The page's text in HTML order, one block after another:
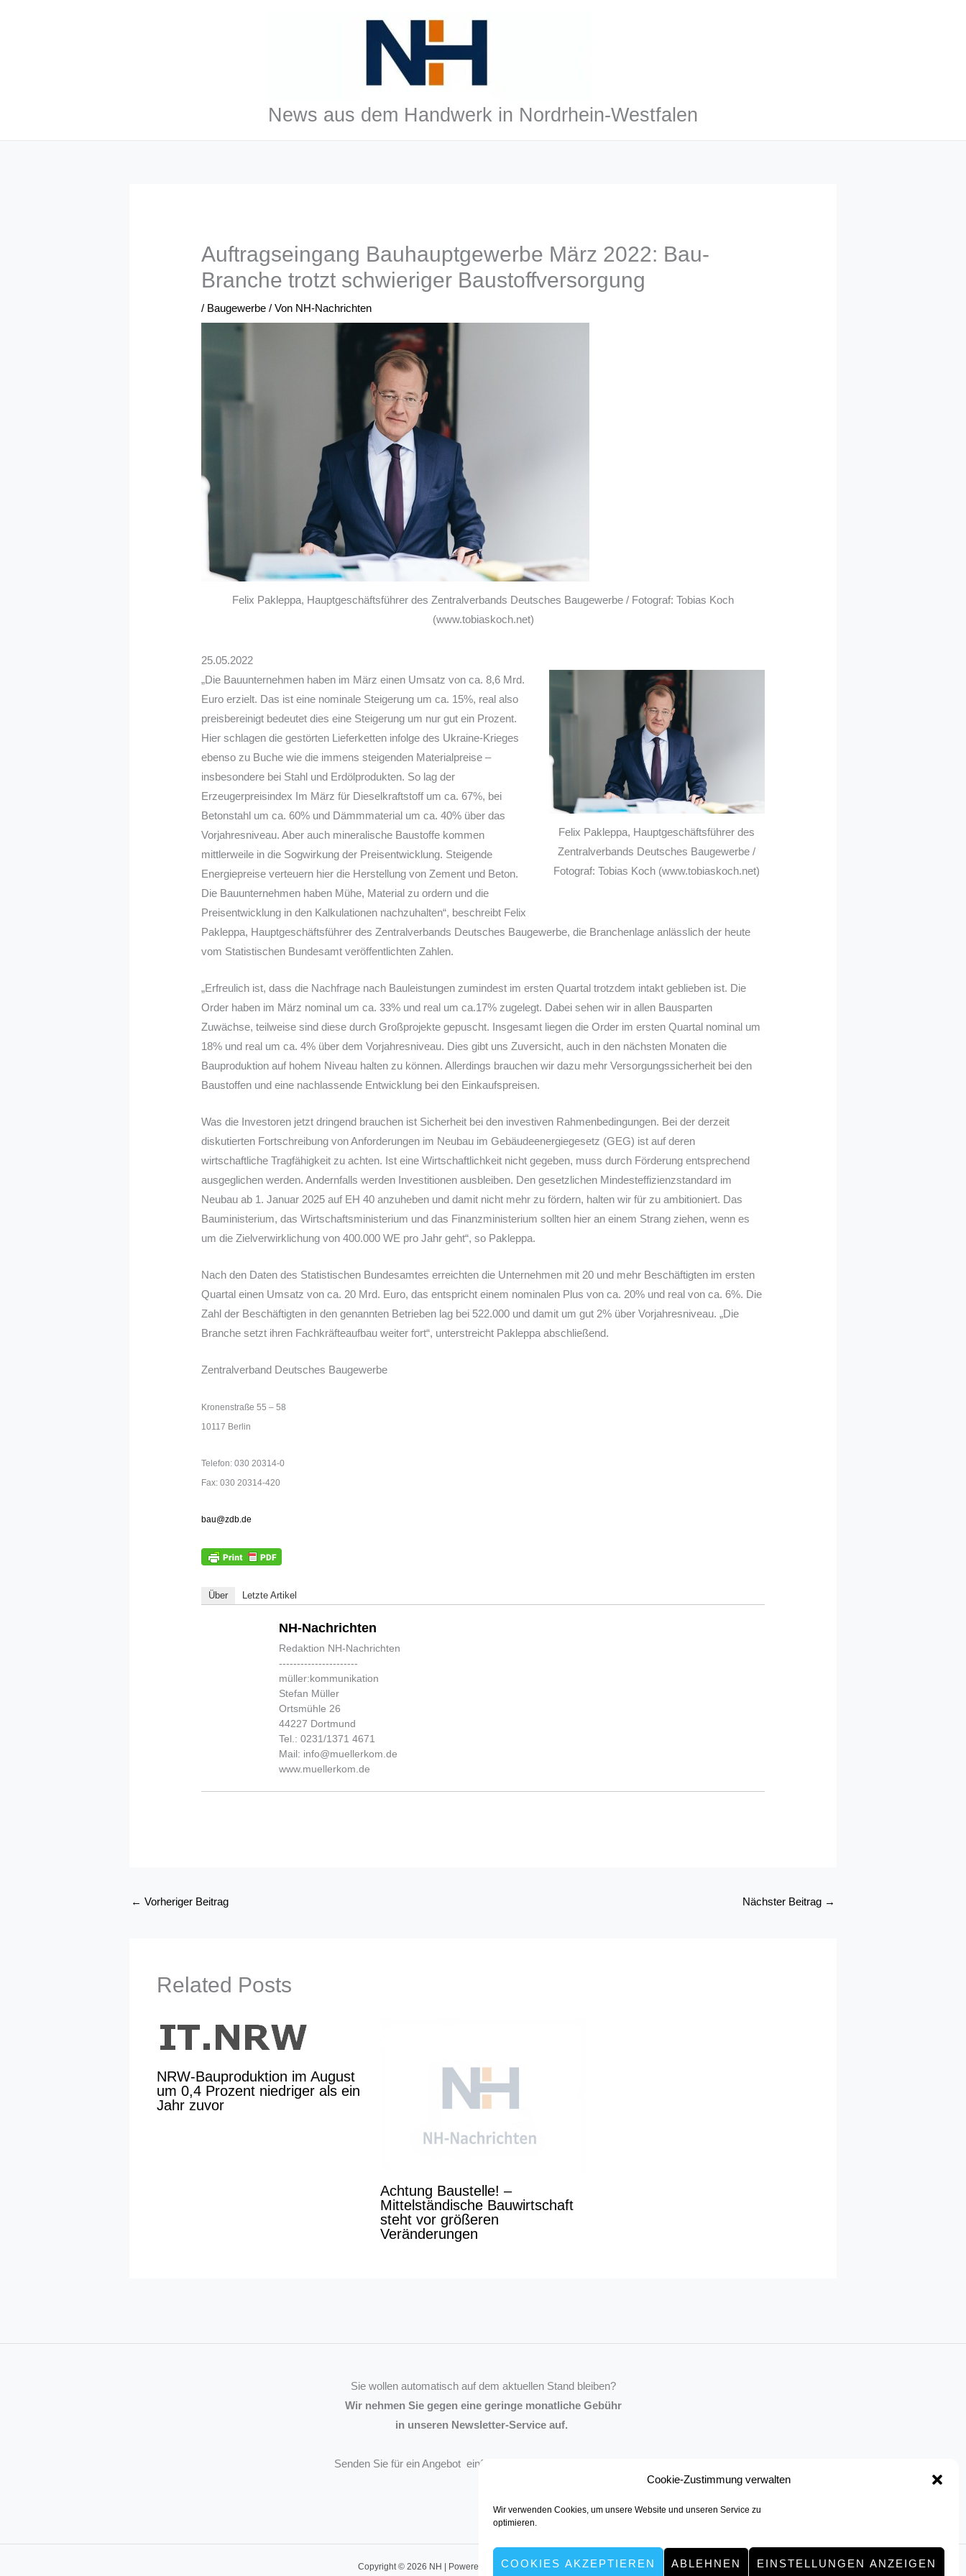
Cookie-Zustimmung verwalten
Wir verwenden Cookies, um unsere Website und unseren Service zu
optimieren.
COOKIES AKZEPTIEREN ABLEHNEN EINSTELLUNGEN ANZEIGEN
News aus dem Handwerk in Nordrhein-Westfalen
Auftragseingang Bauhauptgewerbe März 2022: Bau-
Branche trotzt schwieriger Baustoffversorgung
/ Baugewerbe / Von NH-Nachrichten
Felix Pakleppa, Hauptgeschäftsführer des Zentralverbands Deutsches Baugewerbe / Fotograf: Tobias Koch
(www.tobiaskoch.net)
25.05.2022
Felix Pakleppa, Hauptgeschäftsführer des
Zentralverbands Deutsches Baugewerbe /
Fotograf: Tobias Koch (www.tobiaskoch.net)
„Die Bauunternehmen haben im März einen Umsatz von ca. 8,6 Mrd.
Euro erzielt. Das ist eine nominale Steigerung um ca. 15%, real also
preisbereinigt bedeutet dies eine Steigerung um nur gut ein Prozent.
Hier schlagen die gestörten Lieferketten infolge des Ukraine-Krieges
ebenso zu Buche wie die immens steigenden Materialpreise –
insbesondere bei Stahl und Erdölprodukten. So lag der
Erzeugerpreisindex Im März für Dieselkraftstoff um ca. 67%, bei
Betonstahl um ca. 60% und Dämmmaterial um ca. 40% über das
Vorjahresniveau. Aber auch mineralische Baustoffe kommen
mittlerweile in die Sogwirkung der Preisentwicklung. Steigende
Energiepreise verteuern hier die Herstellung von Zement und Beton.
Die Bauunternehmen haben Mühe, Material zu ordern und die
Preisentwicklung in den Kalkulationen nachzuhalten“, beschreibt Felix
Pakleppa, Hauptgeschäftsführer des Zentralverbands Deutsches Baugewerbe, die Branchenlage anlässlich der heute
vom Statistischen Bundesamt veröffentlichten Zahlen.
„Erfreulich ist, dass die Nachfrage nach Bauleistungen zumindest im ersten Quartal trotzdem intakt geblieben ist. Die
Order haben im März nominal um ca. 33% und real um ca.17% zugelegt. Dabei sehen wir in allen Bausparten
Zuwächse, teilweise sind diese durch Großprojekte gepuscht. Insgesamt liegen die Order im ersten Quartal nominal um
18% und real um ca. 4% über dem Vorjahresniveau. Dies gibt uns Zuversicht, auch in den nächsten Monaten die
Bauproduktion auf hohem Niveau halten zu können. Allerdings brauchen wir dazu mehr Versorgungssicherheit bei den
Baustoffen und eine nachlassende Entwicklung bei den Einkaufspreisen.
Was die Investoren jetzt dringend brauchen ist Sicherheit bei den investiven Rahmenbedingungen. Bei der derzeit
diskutierten Fortschreibung von Anforderungen im Neubau im Gebäudeenergiegesetz (GEG) ist auf deren
wirtschaftliche Tragfähigkeit zu achten. Ist eine Wirtschaftlichkeit nicht gegeben, muss durch Förderung entsprechend
ausgeglichen werden. Andernfalls werden Investitionen ausbleiben. Den gesetzlichen Mindesteffizienzstandard im
Neubau ab 1. Januar 2025 auf EH 40 anzuheben und damit nicht mehr zu fördern, halten wir für zu ambitioniert. Das
Bauministerium, das Wirtschaftsministerium und das Finanzministerium sollten hier an einem Strang ziehen, wenn es
um die Zielverwirklichung von 400.000 WE pro Jahr geht“, so Pakleppa.
Nach den Daten des Statistischen Bundesamtes erreichten die Unternehmen mit 20 und mehr Beschäftigten im ersten
Quartal einen Umsatz von ca. 20 Mrd. Euro, das entspricht einem nominalen Plus von ca. 20% und real von ca. 6%. Die
Zahl der Beschäftigten in den genannten Betrieben lag bei 522.000 und damit um gut 2% über Vorjahresniveau. „Die
Branche setzt ihren Fachkräfteaufbau weiter fort“, unterstreicht Pakleppa abschließend.
Zentralverband Deutsches Baugewerbe
Kronenstraße 55 – 58
10117 Berlin
Telefon: 030 20314-0
Fax: 030 20314-420
bau@zdb.de
Über Letzte Artikel
NH-Nachrichten
Redaktion NH-Nachrichten
----------------------
müller:kommunikation
Stefan Müller
Ortsmühle 26
44227 Dortmund
Tel.: 0231/1371 4671
Mail: info@muellerkom.de
www.muellerkom.de
← Vorheriger Beitrag Nächster Beitrag →
Related Posts
NRW-Bauproduktion im August
um 0,4 Prozent niedriger als ein
Jahr zuvor
Achtung Baustelle! –
Mittelständische Bauwirtschaft
steht vor größeren
Veränderungen
Sie wollen automatisch auf dem aktuellen Stand bleiben?
Wir nehmen Sie gegen eine geringe monatliche Gebühr
in unseren Newsletter-Service auf.
Senden Sie für ein Angebot einfach eine
Copyright © 2026 NH | Powered by müller:kommunikation, Dortmund